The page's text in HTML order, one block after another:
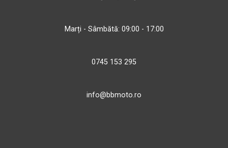
Marți - Sâmbătă: 09:00 - 17:00
0745 153 295
info@bbmoto.ro